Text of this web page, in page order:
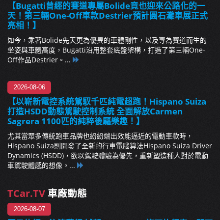
【Bugatti曾經的賽道專屬Bolide竟也迎來公路化的一
天！第三輛One-Off車款Destrier預計圓石灘車展正式
亮相！】
如今，乘著Bolide先天更為優異的車體剛性，以及專為賽道而生的
坐姿與車體高度，Bugatti沿用整套底盤架構，打造了第三輛One-
Off作品Destrier。...
2026-08-06
【以嶄新電控系統駕馭千匹純電超跑！Hispano Suiza
打造HSDD動態駕駛控制系統 全面解放Carmen
Sagrera 1100匹的純粹後驅樂趣！】
尤其當眾多傳統跑車品牌也紛紛端出效能逼近的電動車款時，
Hispano Suiza則開發了全新的行車電腦算法Hispano Suiza Driver
Dynamics (HSDD)，欲以駕駛體驗為優先，重新塑造種人對於電動
車駕駛體感的想像。...
TCar.TV 車廠動態
2026-08-07